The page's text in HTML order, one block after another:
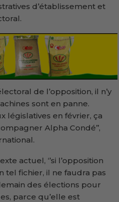
d’établissement et
de l’opposition, il n’y
sont en panne.
législatives en février, ça
Alpha Condé’’,
actuel, ‘’si l’opposition
tel fichier, il ne faudra pas
des élections pour
parce qu’elle est